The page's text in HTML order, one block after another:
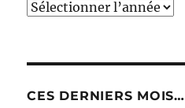
CES DERNIERS MOIS…